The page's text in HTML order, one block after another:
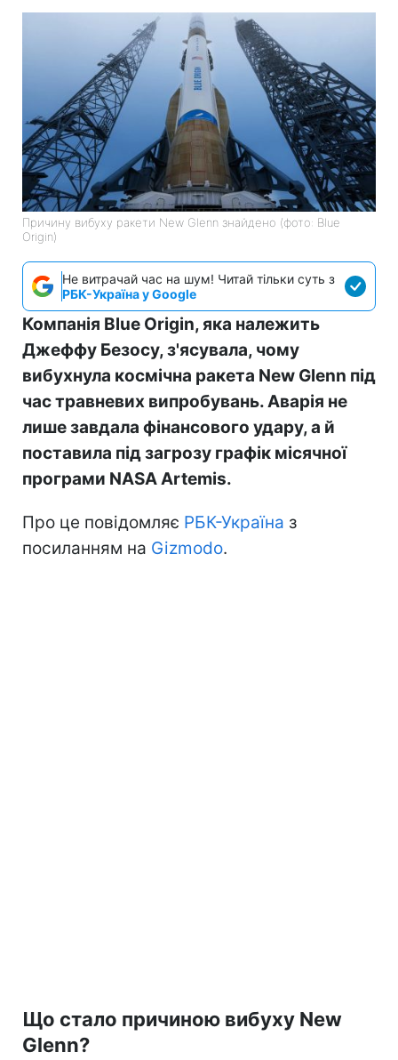
Причину вибуху ракети New Glenn знайдено (фото: Blue
Origin)
Не витрачай час на шум! Читай тільки суть з
РБК-Україна у Google
Компанія Blue Origin, яка належить
Джеффу Безосу, з'ясувала, чому
вибухнула космічна ракета New Glenn під
час травневих випробувань. Аварія не
лише завдала фінансового удару, а й
поставила під загрозу графік місячної
програми NASA Artemis.
Про це повідомляє РБК-Україна з
посиланням на Gizmodo.
Що стало причиною вибуху New
Glenn?